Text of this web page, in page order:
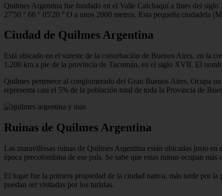
Quilmes Argentina fue fundado en el Valle Calchaquí a fines del
27'50 ° 66 ° 05'20 ° O a unos 2000 metros. Esta pequeña ciudadela
Ciudad de Quilmes Argentina
Está ubicado en el sureste de la conurbación de Buenos Aires, en la
1.200 km a pie de la provincia de Tucumán, en el siglo XVII. El
Quilmes pertenece al conglomerado del Gran Buenos Aires. Ocupa
representa casi el 5% de la población total de toda la Provincia de
Ruinas de Quilmes Argentina
Las maravillosas ruinas de Quilmes Argentina están ubicadas justo
época precolombina de ese país. Se sabe que estas ruinas ocupan
El lugar fue la primera propiedad de la ciudad nativa, más tarde por
puedan ser visitadas por los turistas.